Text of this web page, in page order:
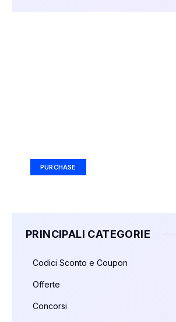
PURCHASE
PRINCIPALI CATEGORIE
Codici Sconto e Coupon
Offerte
Concorsi